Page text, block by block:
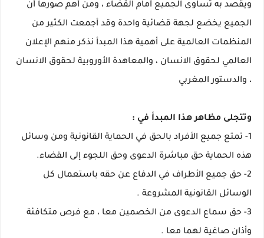
ويقصد به تساوى الجميع أمام القضاء ، ومن أهم صورها أن
الجميع يخضع لجهة قضائية واحدة وقد أجمعت الكثير من
المنظمات العالمية على أهمية هذا المبدأ نذكر منهم الإعلان
العالمي لحقوق الانسان ، والمعاهدة الأوروبية لحقوق الانسان
، والدستور المغربي
وتتجلى مظاهر هذا المبدأ في :
1- تمتع جميع الأفراد بالحق في الحماية القانونية ومن وسائل
هذه الحماية حق مباشرة الدعوى وحق اللجوء إلى القضاء.
2- حق جميع الأطراف في الدفاع عن حقه باستعمال كل
الوسائل القانونية المشروعة .
3- حق سماع الدعوى من الخصمين معا ، مع فرص متكافئة
وأذان صاغية لهما معا .